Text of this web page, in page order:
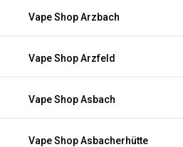
Vape Shop Arzbach
Vape Shop Arzfeld
Vape Shop Asbach
Vape Shop Asbacherhütte